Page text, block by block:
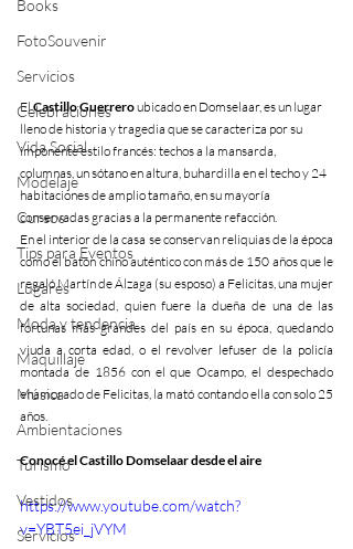
Books
FotoSouvenir
Servicios
Celebraciones
Vida Social
Modelaje
Cursos
Tips para Eventos
Lugares
Moda y tendencia
Maquillaje
Música
Ambientaciones
Turismo
Vestidos
Servicios
El Castillo Guerrero ubicado en Domselaar, es un lugar
lleno de historia y tragedia que se caracteriza por su
imponente estilo francés: techos a la mansarda,
columnas, un sótano en altura, buhardilla en el techo y 24
habitaciones de amplio tamaño, en su mayoría
conservadas gracias a la permanente refacción.
En el interior de la casa se conservan reliquias de la época
como el batón chino auténtico con más de 150 años que le
regaló Martín de Álzaga (su esposo) a Felicitas, una mujer
de alta sociedad, quien fuere la dueña de una de las
fortunas más grandes del país en su época, quedando
viuda a corta edad, o el revolver lefuser de la policía
montada de 1856 con el que Ocampo, el despechado
enamorado de Felicitas, la mató contando ella con solo 25
años.
Conocé el Castillo Domselaar desde el aire
https://www.youtube.com/watch?
v=YBT5ei_jVYM